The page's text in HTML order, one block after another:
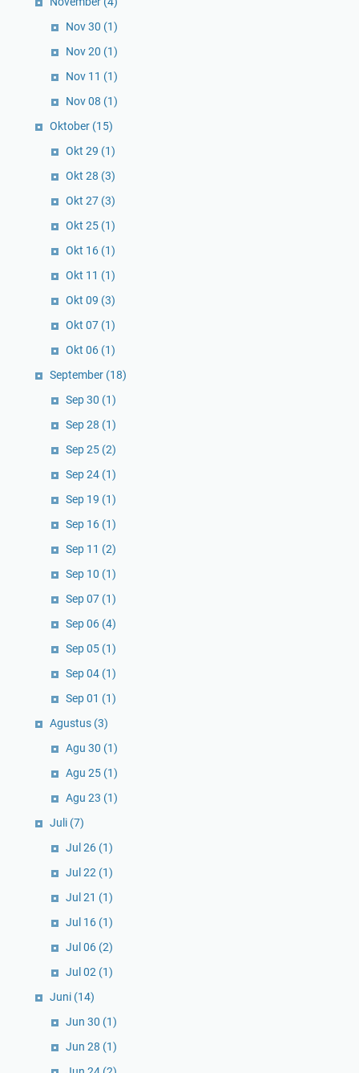
Nov 30 (1)
Nov 20 (1)
Nov 11 (1)
Nov 08 (1)
Oktober (15)
Okt 29 (1)
Okt 28 (3)
Okt 27 (3)
Okt 25 (1)
Okt 16 (1)
Okt 11 (1)
Okt 09 (3)
Okt 07 (1)
Okt 06 (1)
September (18)
Sep 30 (1)
Sep 28 (1)
Sep 25 (2)
Sep 24 (1)
Sep 19 (1)
Sep 16 (1)
Sep 11 (2)
Sep 10 (1)
Sep 07 (1)
Sep 06 (4)
Sep 05 (1)
Sep 04 (1)
Sep 01 (1)
Agustus (3)
Agu 30 (1)
Agu 25 (1)
Agu 23 (1)
Juli (7)
Jul 26 (1)
Jul 22 (1)
Jul 21 (1)
Jul 16 (1)
Jul 06 (2)
Jul 02 (1)
Juni (14)
Jun 30 (1)
Jun 28 (1)